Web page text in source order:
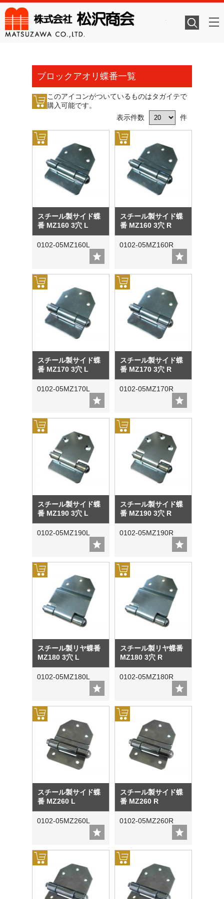
株式会
ブロックアオリ蝶番一覧
このアイコンがついているものはタガイテで
購入可能です。
表示件数
件
スチール製サイド蝶
番 MZ160 3穴 L
0102-05MZ160L
スチール製サイド蝶
番 MZ160 3穴 R
0102-05MZ160R
スチール製サイド蝶
番 MZ170 3穴 L
0102-05MZ170L
スチール製サイド蝶
番 MZ170 3穴 R
0102-05MZ170R
スチール製サイド蝶
番 MZ190 3穴 L
0102-05MZ190L
スチール製サイド蝶
番 MZ190 3穴 R
0102-05MZ190R
スチール製リヤ蝶番
MZ180 3穴 L
0102-05MZ180L
スチール製リヤ蝶番
MZ180 3穴 R
0102-05MZ180R
スチール製サイド蝶
番 MZ260 L
0102-05MZ260L
スチール製サイド蝶
番 MZ260 R
0102-05MZ260R